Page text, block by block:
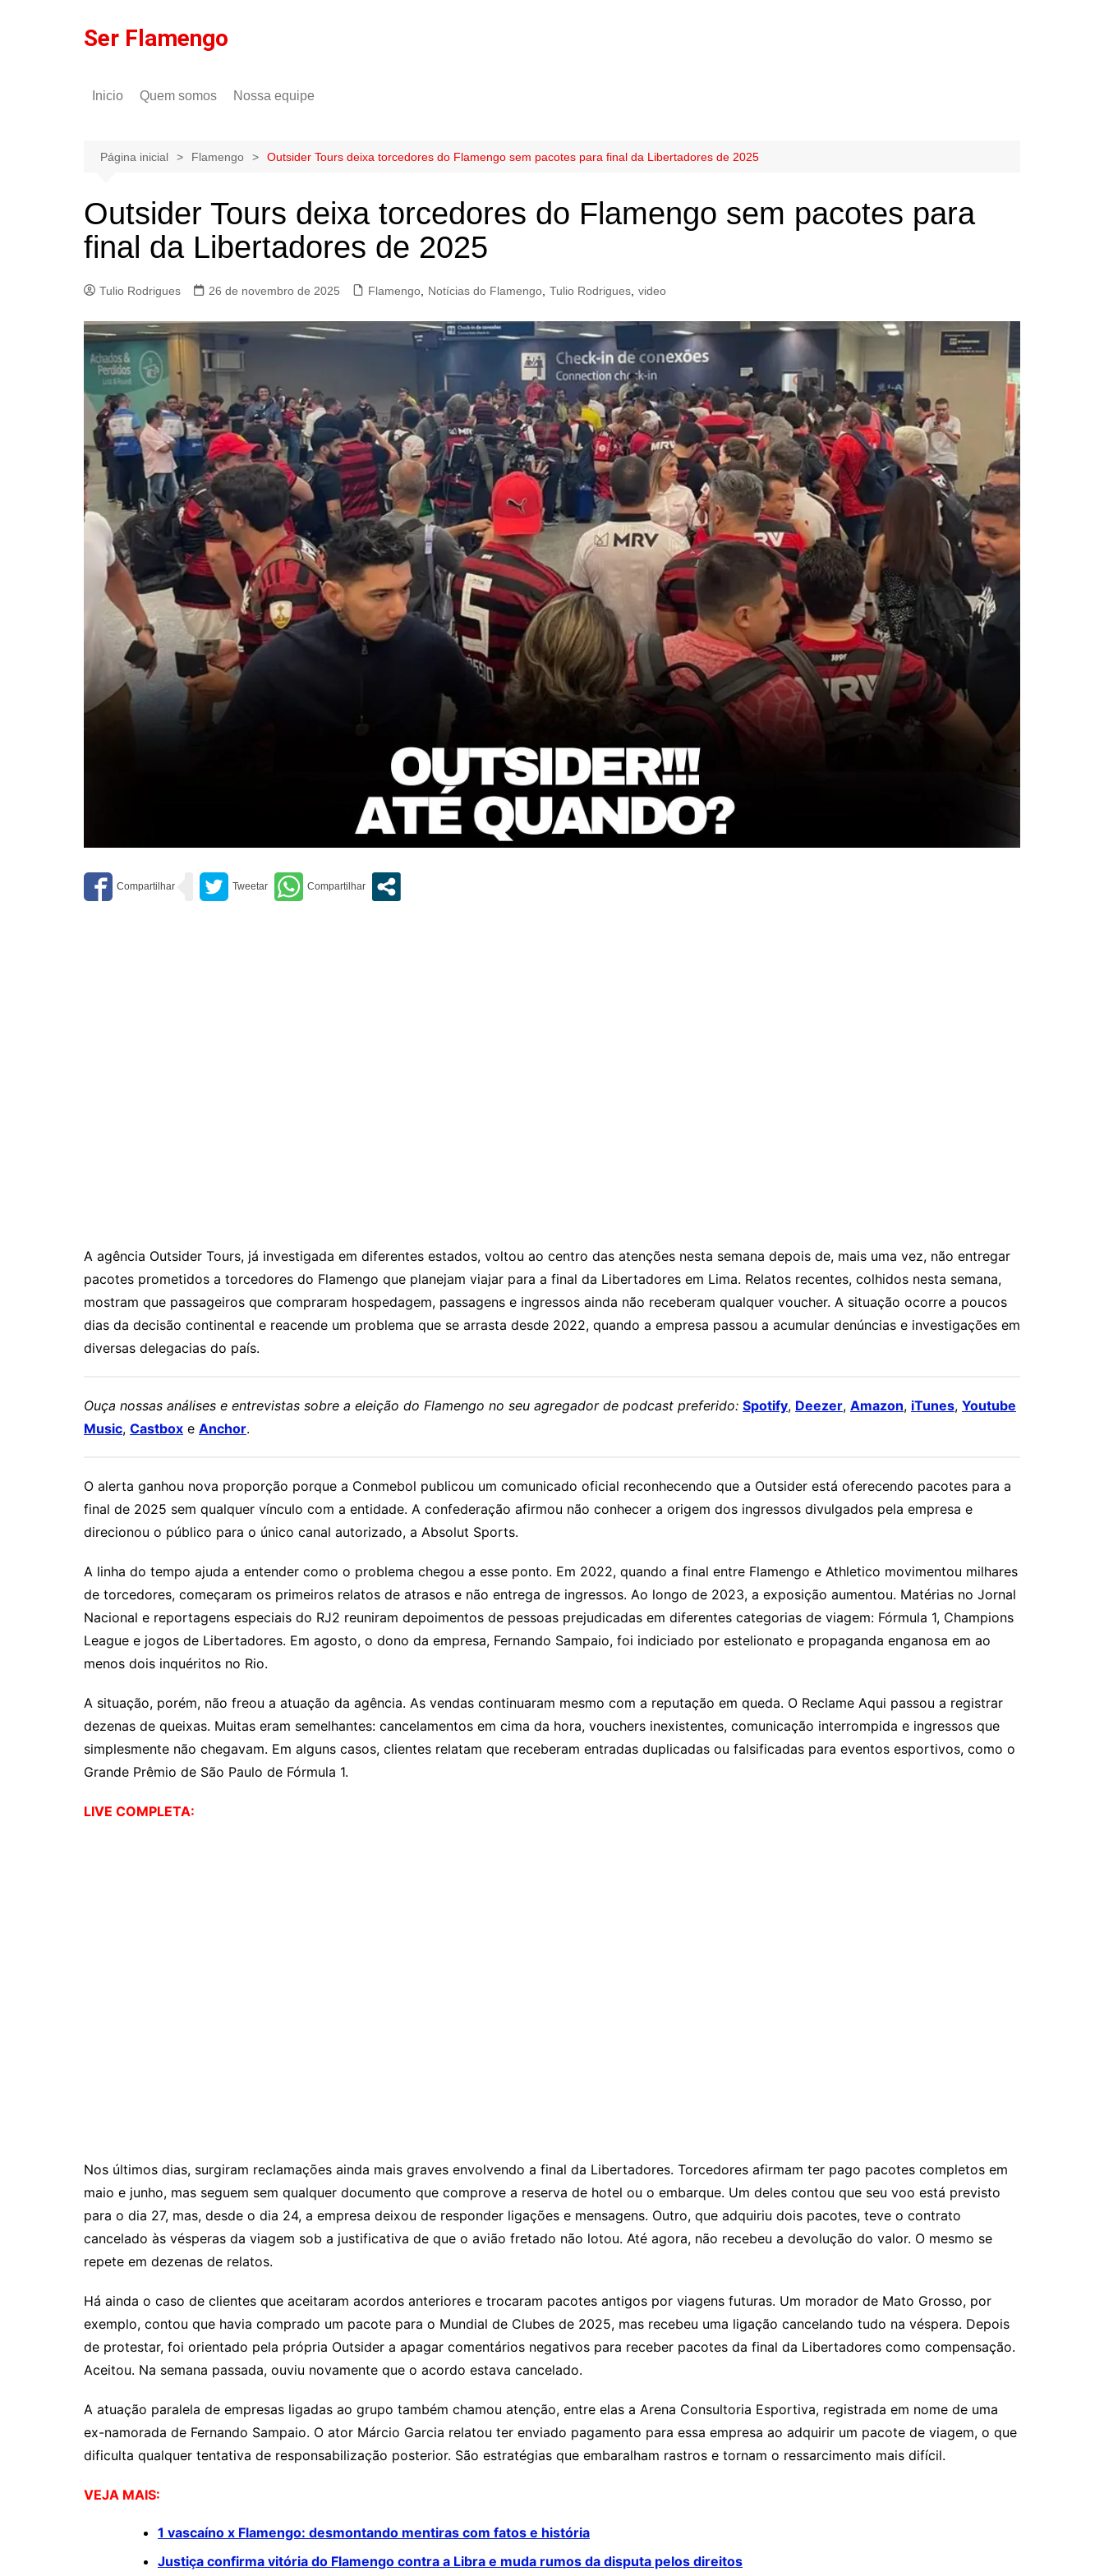
Ser Flamengo
Inicio Quem somos
Política de privacidade
Nossa equipe
Gilson Lima
Página inicial Flamengo Outsider Tours deixa torcedores do Flamengo sem pacotes para final da Libertadores de 2025
Outsider Tours deixa torcedores do Flamengo sem pacotes para
final da Libertadores de 2025
Tulio Rodrigues 26 de novembro de 2025 Flamengo Notícias do Flamengo Tulio Rodrigues video
A agência Outsider Tours, já investigada em diferentes estados, voltou ao centro das atenções nesta semana depois de, mais uma vez, não entregar
pacotes prometidos a torcedores do Flamengo que planejam viajar para a final da Libertadores em Lima. Relatos recentes, colhidos nesta semana,
mostram que passageiros que compraram hospedagem, passagens e ingressos ainda não receberam qualquer voucher. A situação ocorre a poucos
dias da decisão continental e reacende um problema que se arrasta desde 2022, quando a empresa passou a acumular denúncias e investigações em
diversas delegacias do país.
Ouça nossas análises e entrevistas sobre a eleição do Flamengo no seu agregador de podcast preferido: Spotify, Deezer, Amazon, iTunes, Youtube
Music, Castbox e Anchor.
O alerta ganhou nova proporção porque a Conmebol publicou um comunicado oficial reconhecendo que a Outsider está oferecendo pacotes para a
final de 2025 sem qualquer vínculo com a entidade. A confederação afirmou não conhecer a origem dos ingressos divulgados pela empresa e
direcionou o público para o único canal autorizado, a Absolut Sports.
A linha do tempo ajuda a entender como o problema chegou a esse ponto. Em 2022, quando a final entre Flamengo e Athletico movimentou milhares
de torcedores, começaram os primeiros relatos de atrasos e não entrega de ingressos. Ao longo de 2023, a exposição aumentou. Matérias no Jornal
Nacional e reportagens especiais do RJ2 reuniram depoimentos de pessoas prejudicadas em diferentes categorias de viagem: Fórmula 1, Champions
League e jogos de Libertadores. Em agosto, o dono da empresa, Fernando Sampaio, foi indiciado por estelionato e propaganda enganosa em ao
menos dois inquéritos no Rio.
A situação, porém, não freou a atuação da agência. As vendas continuaram mesmo com a reputação em queda. O Reclame Aqui passou a registrar
dezenas de queixas. Muitas eram semelhantes: cancelamentos em cima da hora, vouchers inexistentes, comunicação interrompida e ingressos que
simplesmente não chegavam. Em alguns casos, clientes relatam que receberam entradas duplicadas ou falsificadas para eventos esportivos, como o
Grande Prêmio de São Paulo de Fórmula 1.
LIVE COMPLETA:
Nos últimos dias, surgiram reclamações ainda mais graves envolvendo a final da Libertadores. Torcedores afirmam ter pago pacotes completos em
maio e junho, mas seguem sem qualquer documento que comprove a reserva de hotel ou o embarque. Um deles contou que seu voo está previsto
para o dia 27, mas, desde o dia 24, a empresa deixou de responder ligações e mensagens. Outro, que adquiriu dois pacotes, teve o contrato
cancelado às vésperas da viagem sob a justificativa de que o avião fretado não lotou. Até agora, não recebeu a devolução do valor. O mesmo se
repete em dezenas de relatos.
Há ainda o caso de clientes que aceitaram acordos anteriores e trocaram pacotes antigos por viagens futuras. Um morador de Mato Grosso, por
exemplo, contou que havia comprado um pacote para o Mundial de Clubes de 2025, mas recebeu uma ligação cancelando tudo na véspera. Depois
de protestar, foi orientado pela própria Outsider a apagar comentários negativos para receber pacotes da final da Libertadores como compensação.
Aceitou. Na semana passada, ouviu novamente que o acordo estava cancelado.
A atuação paralela de empresas ligadas ao grupo também chamou atenção, entre elas a Arena Consultoria Esportiva, registrada em nome de uma
ex-namorada de Fernando Sampaio. O ator Márcio Garcia relatou ter enviado pagamento para essa empresa ao adquirir um pacote de viagem, o que
dificulta qualquer tentativa de responsabilização posterior. São estratégias que embaralham rastros e tornam o ressarcimento mais difícil.
VEJA MAIS:
1 vascaíno x Flamengo: desmontando mentiras com fatos e história
Justiça confirma vitória do Flamengo contra a Libra e muda rumos da disputa pelos direitos